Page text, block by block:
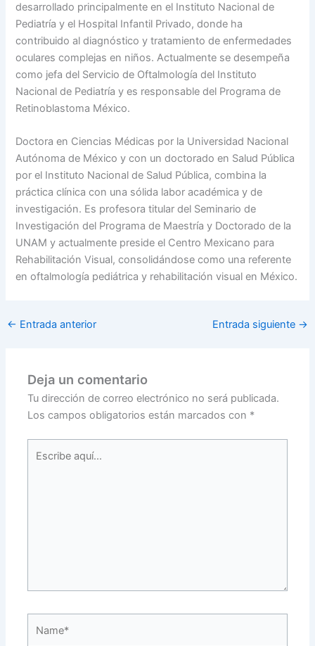
desarrollado principalmente en el Instituto Nacional de
Pediatría y el Hospital Infantil Privado, donde ha
contribuido al diagnóstico y tratamiento de enfermedades
oculares complejas en niños. Actualmente se desempeña
como jefa del Servicio de Oftalmología del Instituto
Nacional de Pediatría y es responsable del Programa de
Retinoblastoma México.
Doctora en Ciencias Médicas por la Universidad Nacional
Autónoma de México y con un doctorado en Salud Pública
por el Instituto Nacional de Salud Pública, combina la
práctica clínica con una sólida labor académica y de
investigación. Es profesora titular del Seminario de
Investigación del Programa de Maestría y Doctorado de la
UNAM y actualmente preside el Centro Mexicano para
Rehabilitación Visual, consolidándose como una referente
en oftalmología pediátrica y rehabilitación visual en México.
← Entrada anterior Entrada siguiente →
Deja un comentario
Tu dirección de correo electrónico no será publicada.
Los campos obligatorios están marcados con *
aquí...